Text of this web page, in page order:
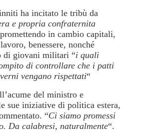
ha incitato le tribù da
e propria confraternita
in cambio capitali,
benessere, nonché
di giovani militari “i quali
di controllare che i patti
vengano rispettati“
del ministro e
sue iniziative di politica estera,
“Ci siamo promessi
Da calabresi, naturalmente“.